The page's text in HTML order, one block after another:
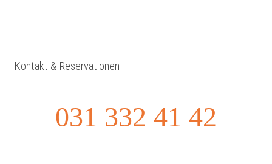
Kontakt & Reservationen
031 332 41 42